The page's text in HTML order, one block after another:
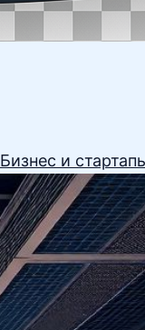
Бизнес и